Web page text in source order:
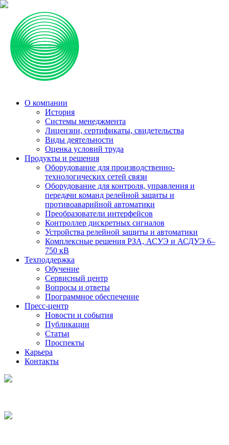
О компании
История
Системы менеджмента
Лицензии, сертификаты, свидетельства
Виды деятельности
Оценка условий труда
Продукты и решения
Оборудование для производственно-
технологических сетей связи
Оборудование для контроля, управления и
передачи команд релейной защиты и
противоаварийной автоматики
Преобразователи интерфейсов
Контроллер дискретных сигналов
Устройства релейной защиты и автоматики
Комплексные решения РЗА, АСУЭ и АСДУЭ 6–
750 кВ
Техподдержка
Обучение
Сервисный центр
Вопросы и ответы
Программное обеспечение
Пресс-центр
Новости и события
Публикации
Статьи
Проспекты
Карьера
Контакты